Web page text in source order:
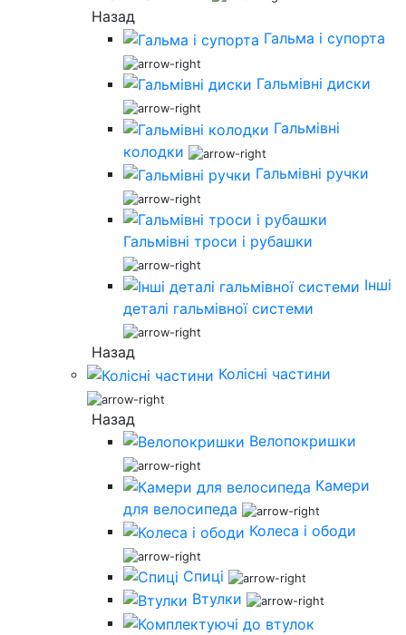
Назад
Гальма і супорта
Гальмівні диски
Гальмівні
колодки
Гальмівні ручки
Гальмівні троси і рубашки
Інші
деталі гальмівної системи
Назад
Колісні частини
Назад
Велопокришки
Камери
для велосипеда
Колеса і ободи
Спиці
Втулки